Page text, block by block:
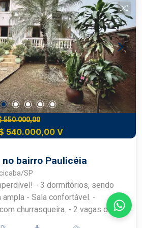
quadrado da casa. -
bairro tranquilo e familiar,
mercados e áreas de lazer. -
e arejados, que
sensação de acolhimento. -
dos espaços,
deixe a casa com a sua cara.
550.000,00
540.000,00 V
no bairro Paulicéia
SP
sendo
ampla - Sala confortável. -
churrasqueira. - 2 vagas de